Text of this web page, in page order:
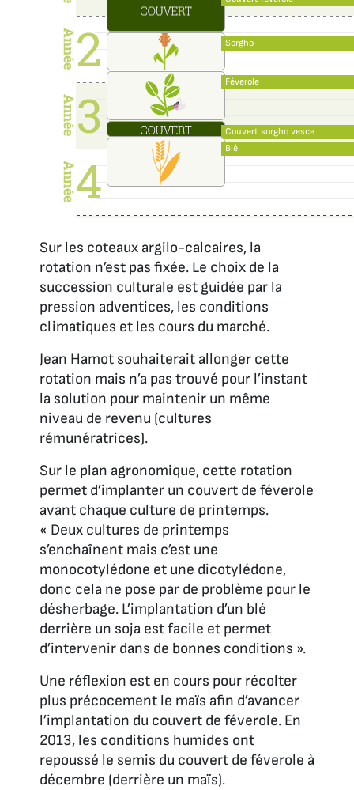
Sorgho
Couvert sorgho vesce
Féverole
Blé
Sur les coteaux argilo-calcaires, la
rotation n’est pas fixée. Le choix de la
succession culturale est guidée par la
pression adventices, les conditions
climatiques et les cours du marché.
Jean Hamot souhaiterait allonger cette
rotation mais n’a pas trouvé pour l’instant
la solution pour maintenir un même
niveau de revenu (cultures
rémunératrices).
Sur le plan agronomique, cette rotation
permet d’implanter un couvert de féverole
avant chaque culture de printemps.
« Deux cultures de printemps
s’enchaînent mais c’est une
monocotylédone et une dicotylédone,
donc cela ne pose par de problème pour le
désherbage. L’implantation d’un blé
derrière un soja est facile et permet
d’intervenir dans de bonnes conditions ».
Une réflexion est en cours pour récolter
plus précocement le maïs afin d’avancer
l’implantation du couvert de féverole. En
2013, les conditions humides ont
repoussé le semis du couvert de féverole à
décembre (derrière un maïs).